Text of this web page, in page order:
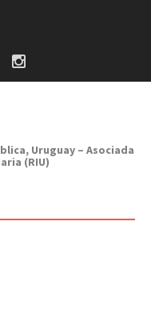
Uruguay – Asociada
(RIU)